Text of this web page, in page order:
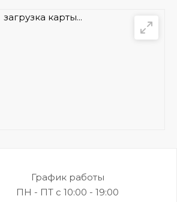
загрузка карты...
График работы
ПН - ПТ с 10:00 - 19:00